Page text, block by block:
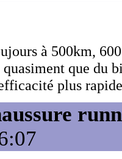
à 500km,
que du
plus